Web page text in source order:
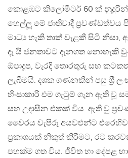
කොළඹට කිලෝමීටර් 60 ක්
හෙල්ලූ මේ ජාතිවාදී ප‍්‍රචණ්ඩත්වය
මාධ්‍ය හැකි තාක් වැළකී සිටි
දැ යි ජනතාවට දැනගත නොහැකි
ඕපාදූප, වැරදි තොරතුරු සහ
ලැබීමයි. දශක ගණනකින් පසු ශ‍්‍රී
හිංසාකාරී එම ගැටුම් ගැන ඇති වූ
සහ උදාසීන එකක් විය. ඇති වු
වෛරය වැපිරූ අයවළුන්ට
ප‍්‍රකාශයක් නිකුත් කිරීමට, රට
පහක්ම ගත විය. ජීවිත හා දේපළ